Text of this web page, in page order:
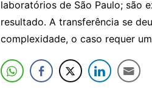
laboratórios de São Paulo; são
resultado. A transferência se
complexidade, o caso requer